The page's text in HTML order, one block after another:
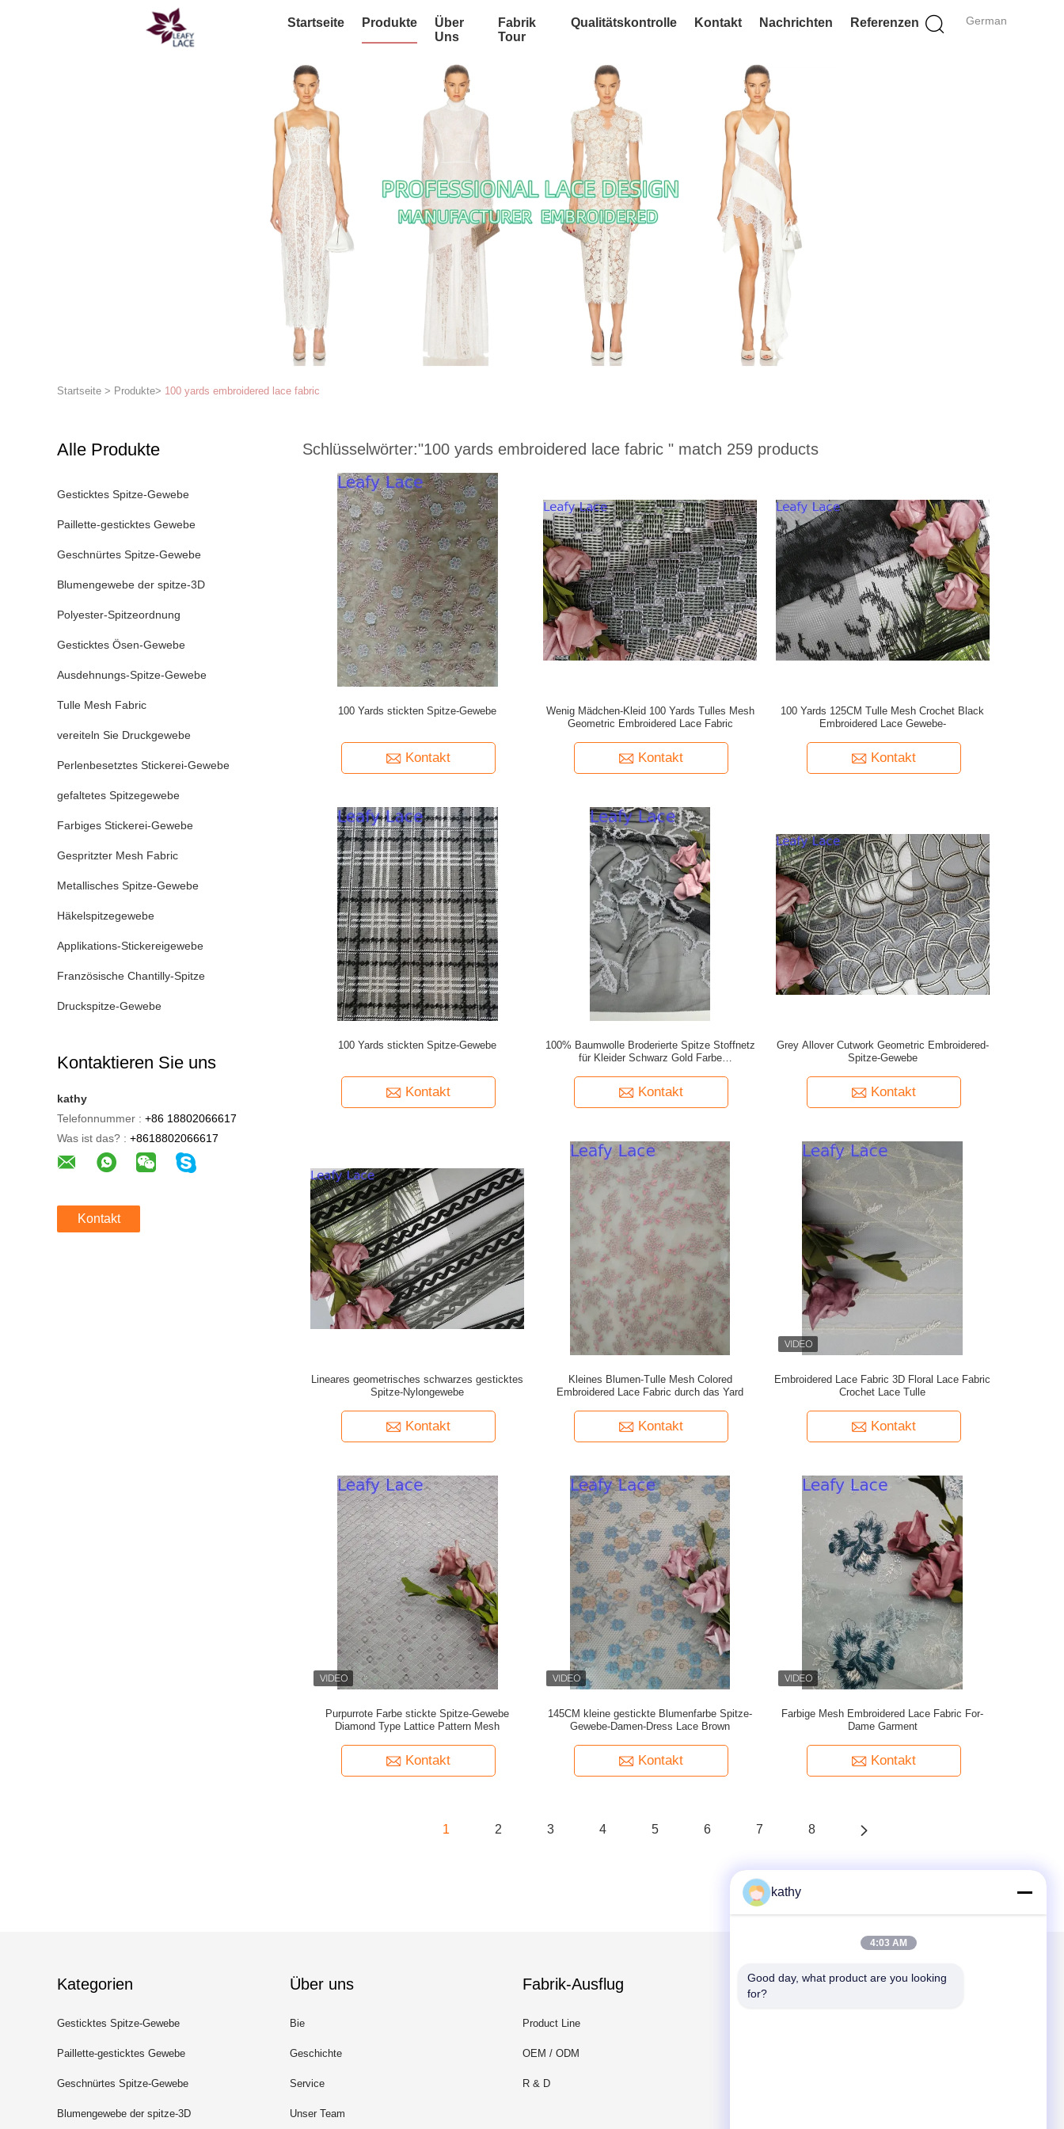
German
Startseite Produkte
Über
Uns
Fabrik
Tour
Qualitätskontrolle Kontakt Nachrichten Referenzen
Startseite > Produkte> 100 yards embroidered lace fabric
Alle Produkte
Gesticktes Spitze-Gewebe
Paillette-gesticktes Gewebe
Geschnürtes Spitze-Gewebe
Blumengewebe der spitze-3D
Polyester-Spitzeordnung
Gesticktes Ösen-Gewebe
Ausdehnungs-Spitze-Gewebe
Tulle Mesh Fabric
vereiteln Sie Druckgewebe
Perlenbesetztes Stickerei-Gewebe
gefaltetes Spitzegewebe
Farbiges Stickerei-Gewebe
Gespritzter Mesh Fabric
Metallisches Spitze-Gewebe
Häkelspitzegewebe
Applikations-Stickereigewebe
Französische Chantilly-Spitze
Druckspitze-Gewebe
Kontaktieren Sie uns
kathy
Telefonnummer : +86 18802066617
Was ist das? : +8618802066617
Kontakt
Schlüsselwörter:"100 yards embroidered lace fabric " match 259 products
100 Yards stickten Spitze-Gewebe
Kontakt
Wenig Mädchen-Kleid 100 Yards Tulles Mesh
Geometric Embroidered Lace Fabric
Kontakt
100 Yards 125CM Tulle Mesh Crochet Black
Embroidered Lace Gewebe-
Kontakt
100 Yards stickten Spitze-Gewebe
Kontakt
100% Baumwolle Broderierte Spitze Stoffnetz
für Kleider Schwarz Gold Farbe
Kontakt
Grey Allover Cutwork Geometric Embroidered-
Spitze-Gewebe
Kontakt
Lineares geometrisches schwarzes gesticktes
Spitze-Nylongewebe
Kontakt
Kleines Blumen-Tulle Mesh Colored
Embroidered Lace Fabric durch das Yard
Kontakt
Embroidered Lace Fabric 3D Floral Lace Fabric
Crochet Lace Tulle
Kontakt
Purpurrote Farbe stickte Spitze-Gewebe
Diamond Type Lattice Pattern Mesh
Kontakt
145CM kleine gestickte Blumenfarbe Spitze-
Gewebe-Damen-Dress Lace Brown
Kontakt
Farbige Mesh Embroidered Lace Fabric For-
Dame Garment
Kontakt
1 2 3 4 5 6 7 8
Kategorien
Gesticktes Spitze-Gewebe
Paillette-gesticktes Gewebe
Geschnürtes Spitze-Gewebe
Blumengewebe der spitze-3D
Über uns
Bie
Geschichte
Service
Unser Team
Fabrik-Ausflug
Product Line
OEM / ODM
R & D
Mailen Sie uns
kathy
4:03 AM
Good day, what product are you looking
for?